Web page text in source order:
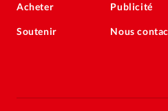
Acheter
Soutenir
Publicité
Nous